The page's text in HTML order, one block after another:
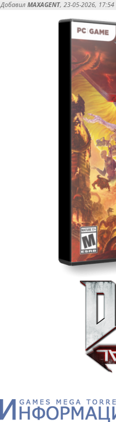
Добавил MAXAGENT, 23-05-2026, 17:54